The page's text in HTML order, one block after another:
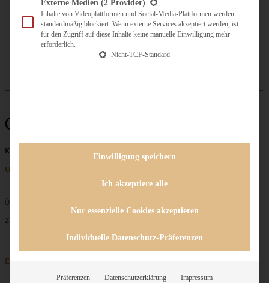
ZUSAMMENARBEIT
Costa Smeralda
Keine Beiträge gefunden
Unternehmen
ÜBER MICH
ZUSAMMENARBEIT
Entdecken
Externe Medien (2 Provider)
Inhalte von Videoplattformen und Social-Media-Plattformen werden
standardmäßig blockiert. Wenn externe Services akzeptiert werden, ist
für den Zugriff auf diese Inhalte keine manuelle Einwilligung mehr
erforderlich.
Nicht-TCF-Standard
Einwilligung speichern
Ich akzeptiere alle
Nur essenzielle Cookies akzeptieren
Individuelle Datenschutz-Präferenzen
Präferenzen Datenschutzerklärung Impressum